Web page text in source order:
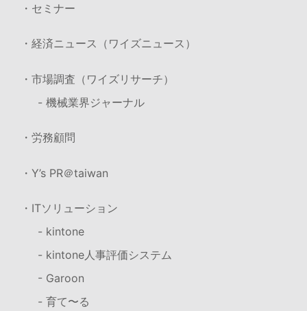
・セミナー
・経済ニュース（ワイズニュース）
・市場調査（ワイズリサーチ）
- 機械業界ジャーナル
・労務顧問
・Y’s PR＠taiwan
・ITソリューション
- kintone
- kintone人事評価システム
- Garoon
- 育て〜る